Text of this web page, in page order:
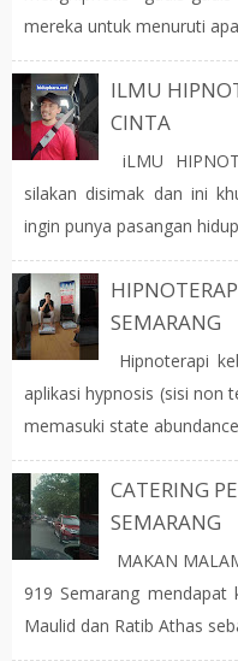
mereka untuk menuruti
ILMU
CINTA
iLMU
silakan disimak dan ini
ingin punya pasangan
SEMARANG
Hipnoterapi
aplikasi hypnosis (sisi non
memasuki state
CATERING
SEMARANG
MAKAN
919 Semarang mendapat
Maulid dan Ratib Athas